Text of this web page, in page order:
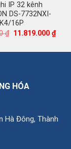
IP 32 kênh
DS-7732NXI-
K4/16P
₫ Giá
22.300.000 ₫.
11.819.000₫Giá
hiện
là:
HÓA
Hà Đông, Thành